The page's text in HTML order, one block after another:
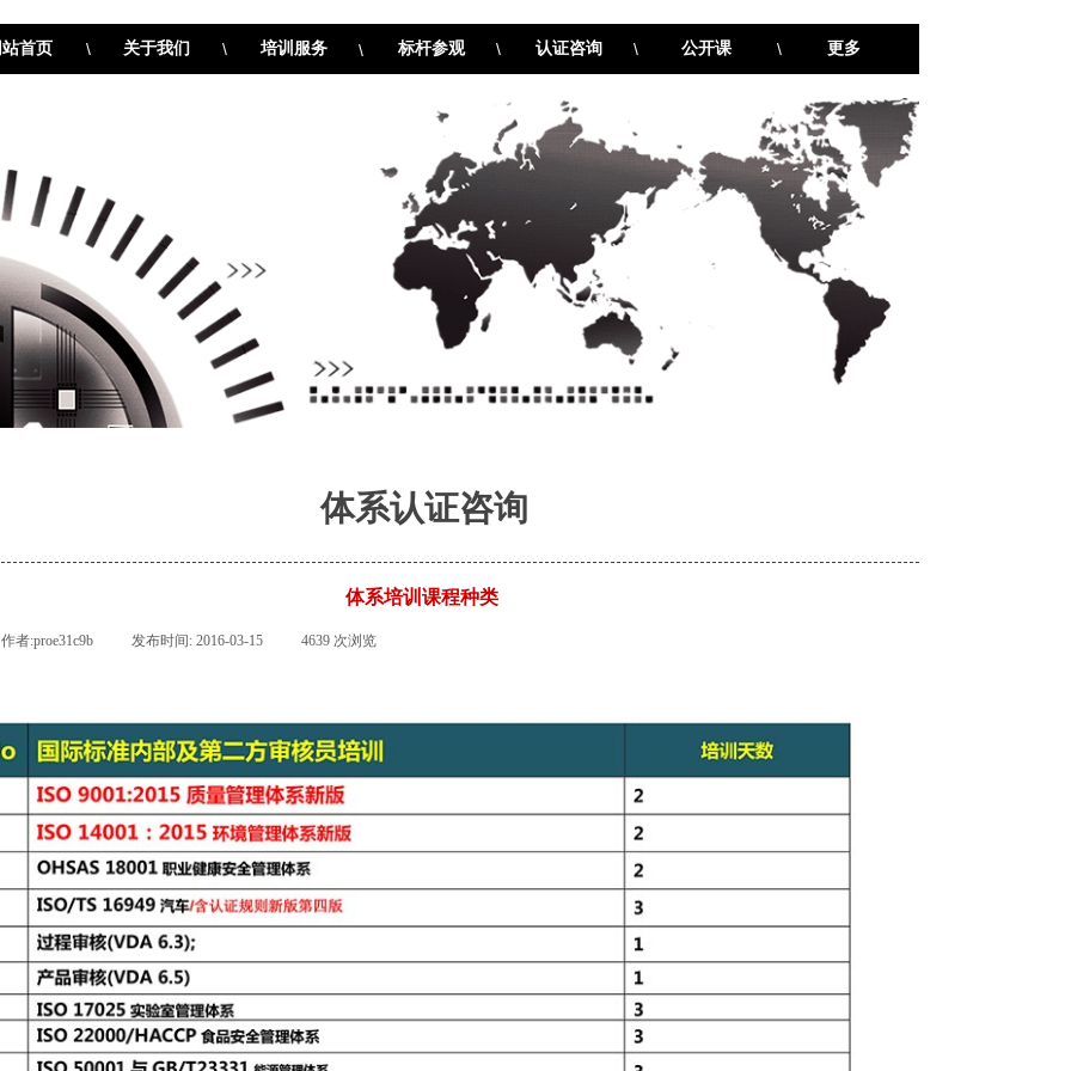
首页 关于我们 培训服务 标杆参观 认证咨询 公开课 更多
\ \ \ \
\
\
体系认证咨询
体系培训课程种类
作者:proe31c9b 发布时间: 2016-03-15 4639 次浏览